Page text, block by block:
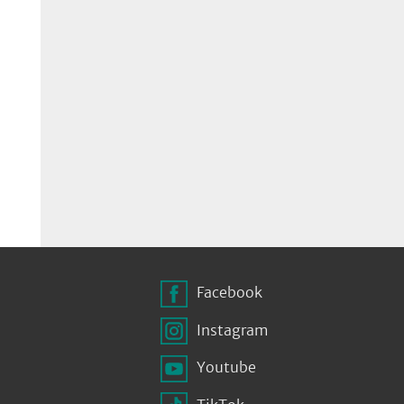
Facebook
Instagram
Youtube